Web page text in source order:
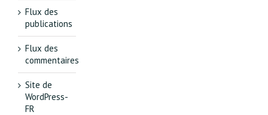
Flux des
publications
Flux des
commentaires
Site de
WordPress-
FR